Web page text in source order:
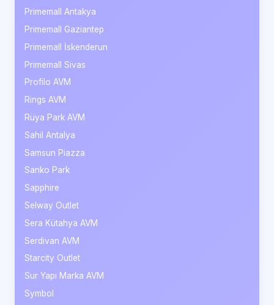
Primemall Antakya
Primemall Gaziantep
Primemall İskenderun
Primemall Sivas
Profilo AVM
Rings AVM
Rüya Park AVM
Sahil Antalya
Samsun Piazza
Sanko Park
Sapphire
Selway Outlet
Sera Kütahya AVM
Serdivan AVM
Starcity Outlet
Sur Yapı Marka AVM
Symbol